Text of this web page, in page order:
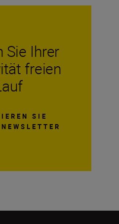
Sie Ihrer
freien
SIE